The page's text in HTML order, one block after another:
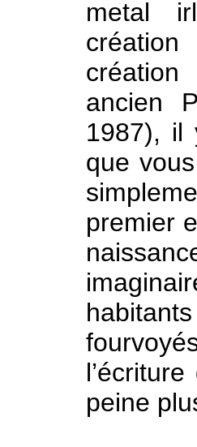
metal
ancien
1987), il
que
premier
peine